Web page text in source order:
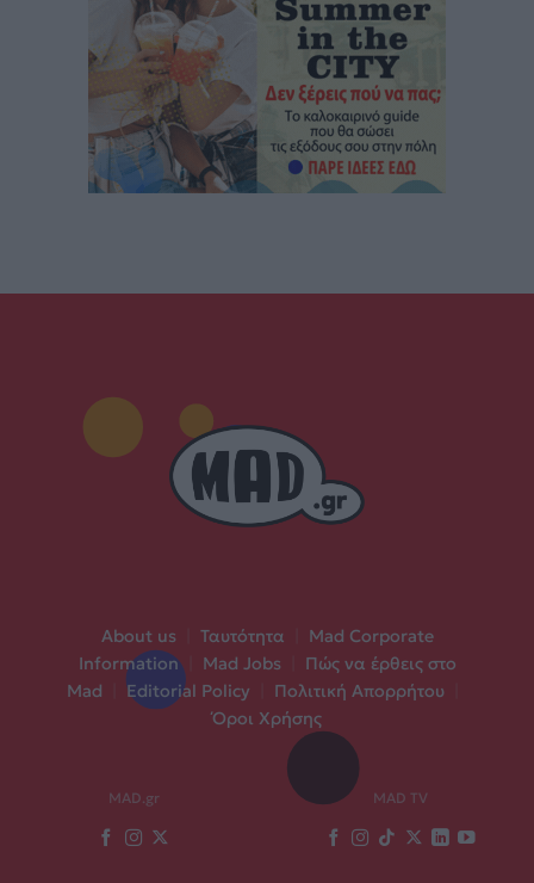
About us Ταυτότητα
Mad Corporate
Information
Mad Jobs
Πώς να έρθεις στο
Mad
Editorial Policy Πολιτική Απορρήτου
Όροι Χρήσης
MAD.gr MAD TV